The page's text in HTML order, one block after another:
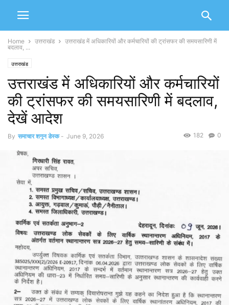
Home उत्तराखंड
उत्तराखंड में अधिकारियों और कर्मचारियों की ट्रांसफर की समयसारिणी में
बदलाव, ...
उत्तराखंड
उत्तराखंड में अधिकारियों और कर्मचारियों
की ट्रांसफर की समयसारिणी में बदलाव,
देखें आदेश
By समाचार शगुन डेस्क - June 9, 2026 0
182